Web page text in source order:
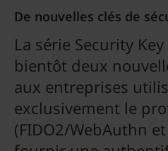
De nouvelles clés de
La série Security
bientôt deux
aux entreprises
exclusivement le
(FIDO2/WebAuthn